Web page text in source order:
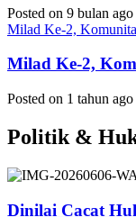
Posted on 9 bulan ago
Milad Ke-2,
Milad Ke-2,
Posted on 1 tahun ago
Politik &
Dinilai Cacat